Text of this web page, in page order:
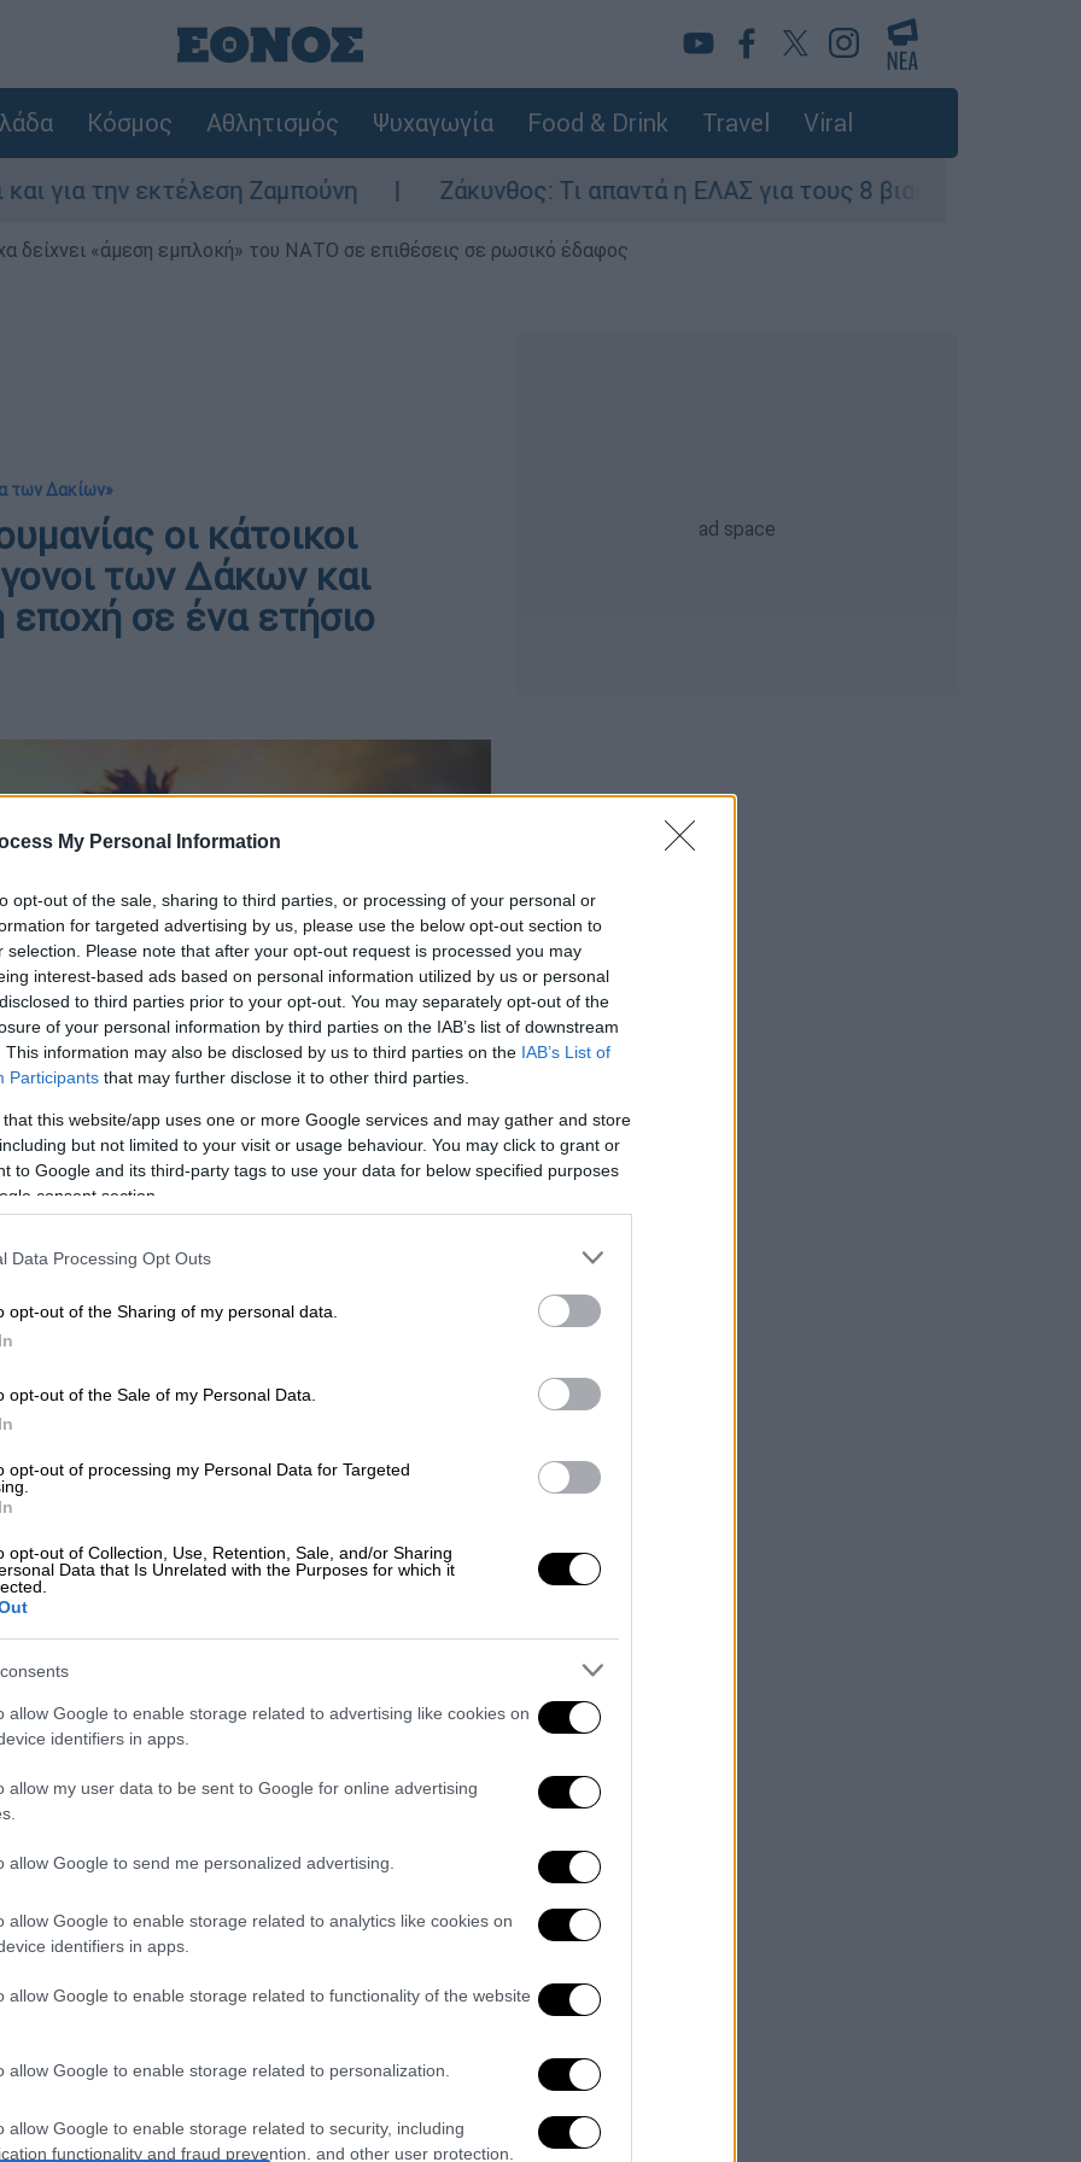
My Personal Information
opt-out of the sale, sharing to third parties, or processing of your personal or
for targeted advertising by us, please use the below opt-out section to
selection. Please note that after your opt-out request is processed you may
interest-based ads based on personal information utilized by us or personal
to third parties prior to your opt-out. You may separately opt-out of the
of your personal information by third parties on the IAB’s list of downstream
This information may also be disclosed by us to third parties on the IAB’s List of
Participants that may further disclose it to other third parties.
that this website/app uses one or more Google services and may gather and store
but not limited to your visit or usage behaviour. You may click to grant or
to Google and its third-party tags to use your data for below specified purposes
consent section.
Data Processing Opt Outs
opt-out of the Sharing of my personal data.
opt-out of the Sale of my Personal Data.
opt-out of processing my Personal Data for Targeted
opt-out of Collection, Use, Retention, Sale, and/or Sharing
Data that Is Unrelated with the Purposes for which it
allow Google to enable storage related to advertising like cookies on
identifiers in apps.
allow my user data to be sent to Google for online advertising
allow Google to send me personalized advertising.
allow Google to enable storage related to analytics like cookies on
identifiers in apps.
allow Google to enable storage related to functionality of the website
allow Google to enable storage related to personalization.
allow Google to enable storage related to security, including
functionality and fraud prevention, and other user protection.
Κόσμος Αθλητισμός Ψυχαγωγία Food & Drink Travel Viral
την εκτέλεση Ζαμπούνη Ζάκυνθος: Τι απαντά η ΕΛΑΣ για τους 8 βιασμούς τουριστριών
δείχνει «άμεση εμπλοκή» του ΝΑΤΟ σε επιθέσεις σε ρωσικό έδαφος
των Δακίων»
οι κάτοικοι
των Δάκων και
σε ένα ετήσιο
χωριό στηνότια Ρουμανία,
υπήρξε μέρος των ανατολικότερων
οι κάτοικοι της περιοχής
Ρωμαίους. Πολλοί ταυτίζονται με τις
εξωτερικά σύνορα της Ρωμαϊκής
έγινε γνωστό ως Δακικοί Πόλεμοι του
των Δακίων»
το αίμα των Δακίων», δήλωσε στο
Edi Schneider. Ο ίδιος σήμερα
τον εαυτό του ως «ελεύθερο Δάκο».
τους διοργανωτές του, είναι η
και η ενημέρωση του κόσμου